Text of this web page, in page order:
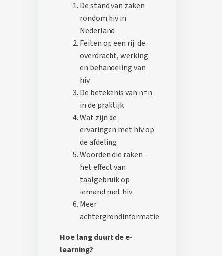
De stand van zaken
rondom hiv in
Nederland
Feiten op een rij: de
overdracht, werking
en behandeling van
hiv
De betekenis van n=n
in de praktijk
Wat zijn de
ervaringen met hiv op
de afdeling
Woorden die raken -
het effect van
taalgebruik op
iemand met hiv
Meer
achtergrondinformatie
Hoe lang duurt de e-
learning?